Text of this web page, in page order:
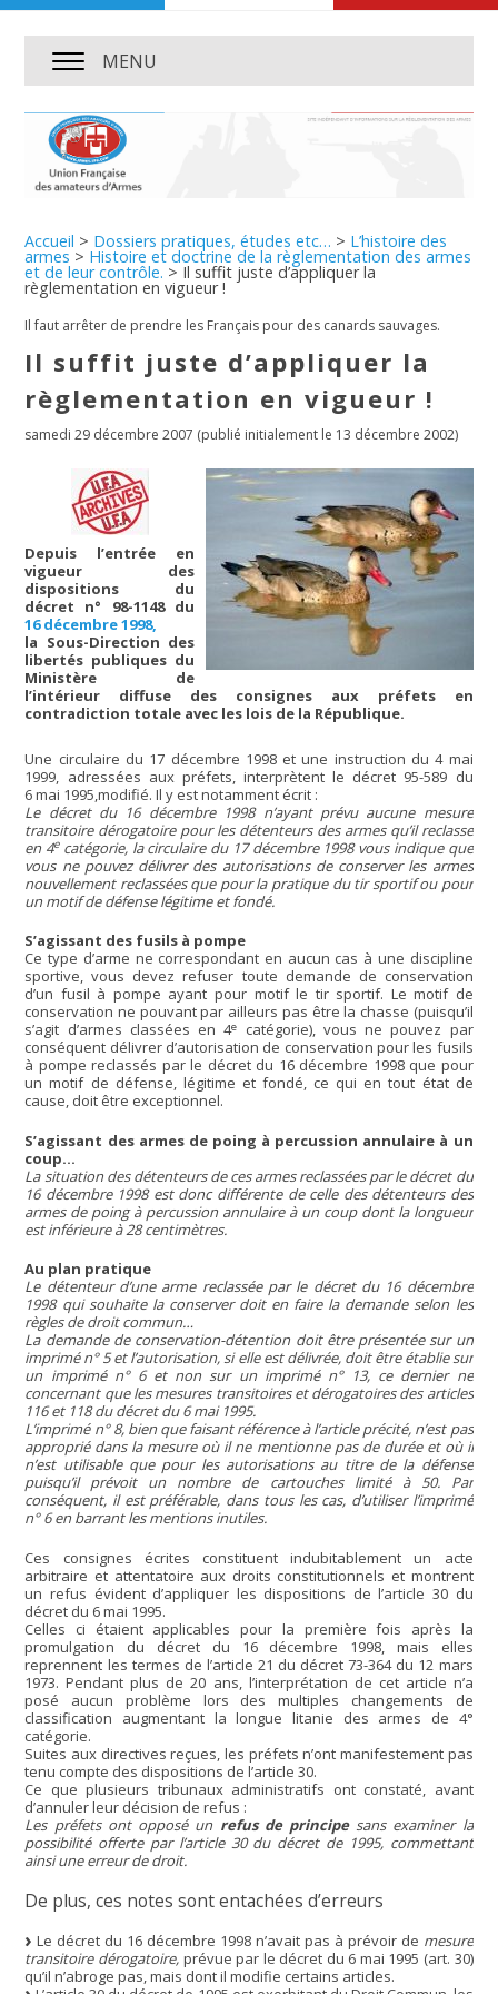
MENU
Accueil > Dossiers pratiques, études etc… > L’histoire des
armes > Histoire et doctrine de la règlementation des armes
et de leur contrôle. > Il suffit juste d’appliquer la
règlementation en vigueur !
Il faut arrêter de prendre les Français pour des canards sauvages.
Il suffit juste d’appliquer la
règlementation en vigueur !
samedi 29 décembre 2007 (publié initialement le 13 décembre 2002)
Depuis l’entrée en
vigueur des
dispositions du
décret n° 98-1148 du
16 décembre 1998,
la Sous-Direction des
libertés publiques du
Ministère de
l’intérieur diffuse des consignes aux préfets en
contradiction totale avec les lois de la République.
Une circulaire du 17 décembre 1998 et une instruction du 4 mai
1999, adressées aux préfets, interprètent le décret 95-589 du
6 mai 1995,modifié. Il y est notamment écrit :
Le décret du 16 décembre 1998 n’ayant prévu aucune mesure
transitoire dérogatoire pour les détenteurs des armes qu’il reclasse
en 4ecatégorie, la circulaire du 17 décembre 1998 vous indique que
vous ne pouvez délivrer des autorisations de conserver les armes
nouvellement reclassées que pour la pratique du tir sportif ou pour
un motif de défense légitime et fondé.
S’agissant des fusils à pompe
Ce type d’arme ne correspondant en aucun cas à une discipline
sportive, vous devez refuser toute demande de conservation
d’un fusil à pompe ayant pour motif le tir sportif. Le motif de
conservation ne pouvant par ailleurs pas être la chasse (puisqu’il
s’agit d’armes classées en 4e
catégorie), vous ne pouvez par
conséquent délivrer d’autorisation de conservation pour les fusils
à pompe reclassés par le décret du 16 décembre 1998 que pour
un motif de défense, légitime et fondé, ce qui en tout état de
cause, doit être exceptionnel.
S’agissant des armes de poing à percussion annulaire à un
coup…
La situation des détenteurs de ces armes reclassées par le décret du
16 décembre 1998 est donc différente de celle des détenteurs des
armes de poing à percussion annulaire à un coup dont la longueur
est inférieure à 28 centimètres.
Au plan pratique
Le détenteur d’une arme reclassée par le décret du 16 décembre
1998 qui souhaite la conserver doit en faire la demande selon les
règles de droit commun…
La demande de conservation-détention doit être présentée sur un
imprimé n° 5 et l’autorisation, si elle est délivrée, doit être établie sur
un imprimé n° 6 et non sur un imprimé n° 13, ce dernier ne
concernant que les mesures transitoires et dérogatoires des articles
116 et 118 du décret du 6 mai 1995.
L’imprimé n° 8, bien que faisant référence à l’article précité, n’est pas
approprié dans la mesure où il ne mentionne pas de durée et où il
n’est utilisable que pour les autorisations au titre de la défense
puisqu’il prévoit un nombre de cartouches limité à 50. Par
conséquent, il est préférable, dans tous les cas, d’utiliser l’imprimé
n° 6 en barrant les mentions inutiles.
Ces consignes écrites constituent indubitablement un acte
arbitraire et attentatoire aux droits constitutionnels et montrent
un refus évident d’appliquer les dispositions de l’article 30 du
décret du 6 mai 1995.
Celles ci étaient applicables pour la première fois après la
promulgation du décret du 16 décembre 1998, mais elles
reprennent les termes de l’article 21 du décret 73-364 du 12 mars
1973. Pendant plus de 20 ans, l’interprétation de cet article n’a
posé aucun problème lors des multiples changements de
classification augmentant la longue litanie des armes de 4°
catégorie.
Suites aux directives reçues, les préfets n’ont manifestement pas
tenu compte des dispositions de l’article 30.
Ce que plusieurs tribunaux administratifs ont constaté, avant
d’annuler leur décision de refus :
Les préfets ont opposé unrefus de principesans examiner la
possibilité offerte par l’article 30 du décret de 1995, commettant
ainsi une erreur de droit.
De plus, ces notes sont entachées d’erreurs
Le décret du 16 décembre 1998 n’avait pas à prévoir de mesure
transitoire dérogatoire,prévue par le décret du 6 mai 1995 (art. 30)
qu’il n’abroge pas, mais dont il modifie certains articles.